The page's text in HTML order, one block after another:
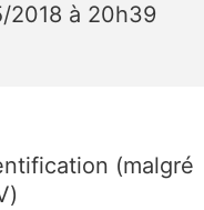
2018 à 20h39
(malgré